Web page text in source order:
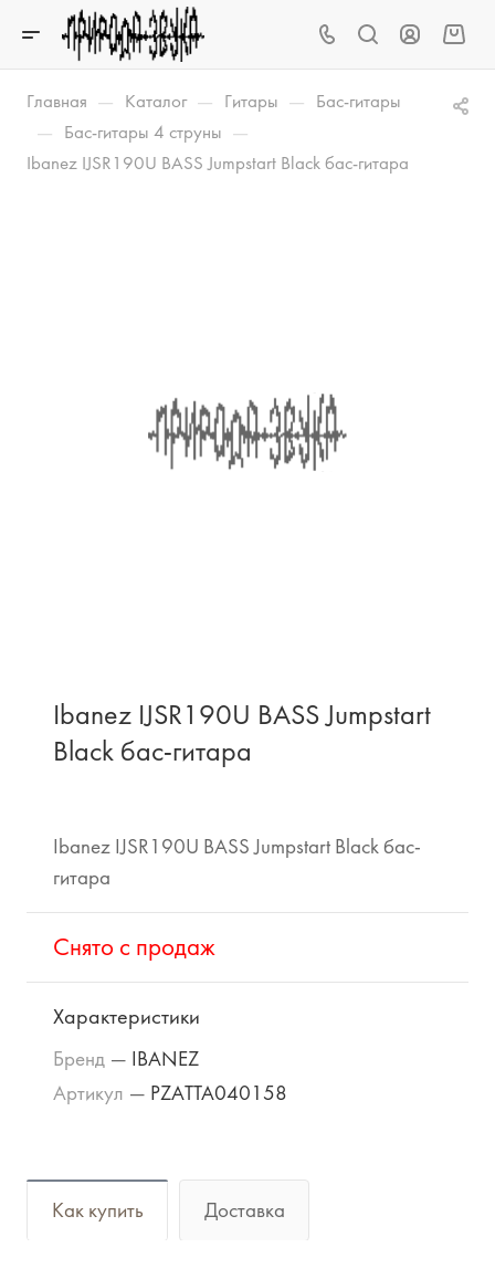
Главная — Каталог — Гитары — Бас-гитары
— Бас-гитары 4 струны —
Ibanez IJSR190U BASS Jumpstart Black бас-гитара
Ibanez IJSR190U BASS Jumpstart
Black бас-гитара
Ibanez IJSR190U BASS Jumpstart Black бас-
гитара
Cнято с продаж
Характеристики
Бренд — IBANEZ
Артикул — PZATTA040158
Как купить Доставка